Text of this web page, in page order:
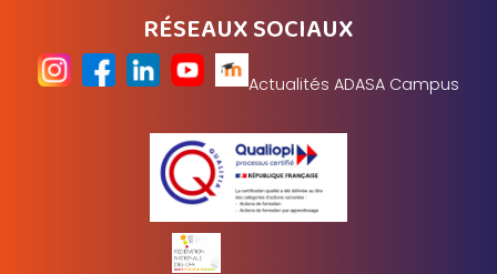
RÉSEAUX SOCIAUX
Actualités ADASA Campus